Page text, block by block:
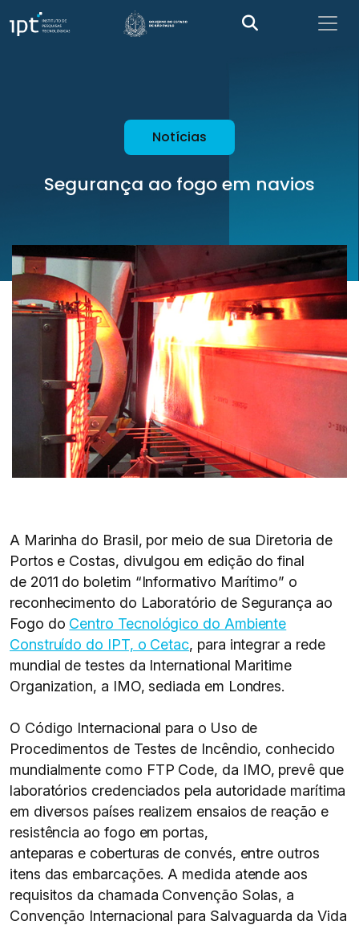
Notícias
Segurança ao fogo em navios
A Marinha do Brasil, por meio de sua Diretoria de
Portos e Costas, divulgou em edição do final
de 2011 do boletim “Informativo Marítimo” o
reconhecimento do Laboratório de Segurança ao
Fogo do Centro Tecnológico do Ambiente
Construído do IPT, o Cetac, para integrar a rede
mundial de testes da International Maritime
Organization, a IMO, sediada em Londres.
O Código Internacional para o Uso de
Procedimentos de Testes de Incêndio, conhecido
mundialmente como FTP Code, da IMO, prevê que
laboratórios credenciados pela autoridade marítima
em diversos países realizem ensaios de reação e
resistência ao fogo em portas,
anteparas e coberturas de convés, entre outros
itens das embarcações. A medida atende aos
requisitos da chamada Convenção Solas, a
Convenção Internacional para Salvaguarda da Vida